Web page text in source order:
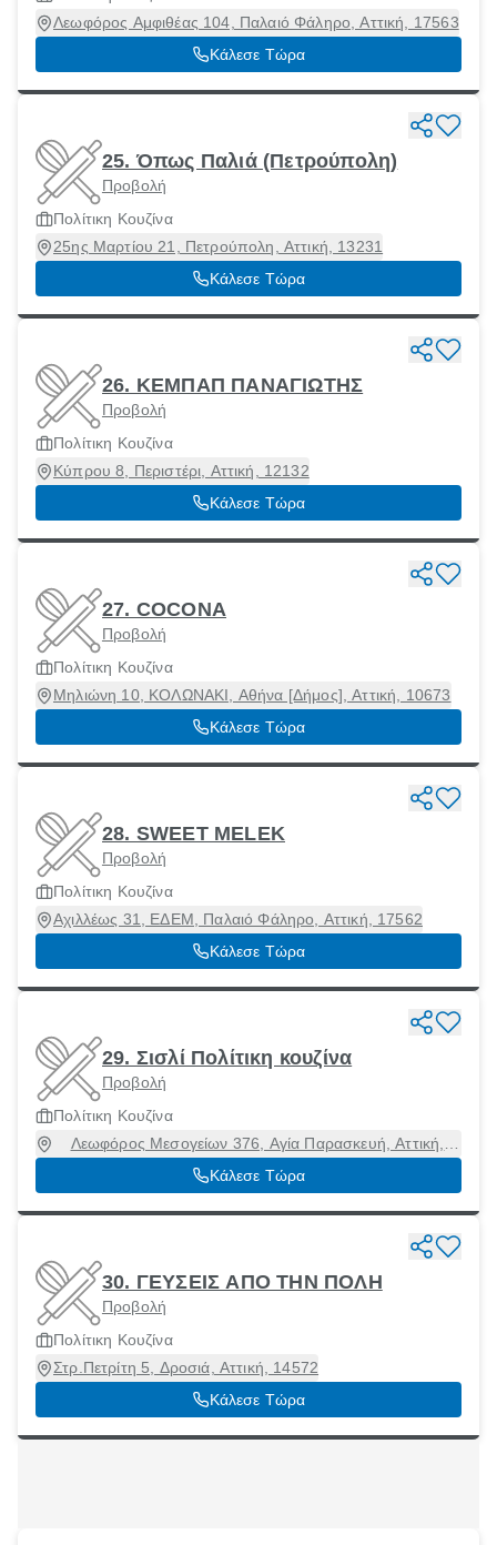
Λεωφόρος Αμφιθέας 104, Παλαιό Φάληρο, Αττική, 17563
Κάλεσε Τώρα
25. Όπως Παλιά (Πετρούπολη)
Προβολή
Πολίτικη Κουζίνα
25ης Μαρτίου 21, Πετρούπολη, Αττική, 13231
Κάλεσε Τώρα
26. ΚΕΜΠΑΠ ΠΑΝΑΓΙΩΤΗΣ
Προβολή
Πολίτικη Κουζίνα
Κύπρου 8, Περιστέρι, Αττική, 12132
Κάλεσε Τώρα
27. COCONA
Προβολή
Πολίτικη Κουζίνα
Μηλιώνη 10, ΚΟΛΩΝΑΚΙ, Αθήνα [Δήμος], Αττική, 10673
Κάλεσε Τώρα
28. SWEET MELEK
Προβολή
Πολίτικη Κουζίνα
Αχιλλέως 31, ΕΔΕΜ, Παλαιό Φάληρο, Αττική, 17562
Κάλεσε Τώρα
29. Σισλί Πολίτικη κουζίνα
Προβολή
Πολίτικη Κουζίνα
Λεωφόρος Μεσογείων 376, Αγία Παρασκευή, Αττική,
15341
Κάλεσε Τώρα
30. ΓΕΥΣΕΙΣ ΑΠΟ ΤΗΝ ΠΟΛΗ
Προβολή
Πολίτικη Κουζίνα
Στρ.Πετρίτη 5, Δροσιά, Αττική, 14572
Κάλεσε Τώρα